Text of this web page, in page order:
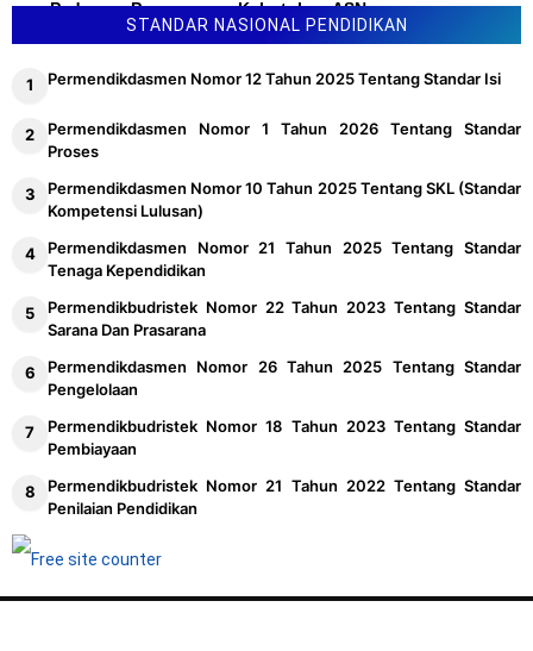
Pedoman Penyusunan Kebutuhan ASN
STANDAR NASIONAL PENDIDIKAN
Permendikdasmen Nomor 12 Tahun 2025 Tentang Standar Isi
Permendikdasmen Nomor 1 Tahun 2026 Tentang Standar
Proses
Permendikdasmen Nomor 10 Tahun 2025 Tentang SKL (Standar
Kompetensi Lulusan)
Permendikdasmen Nomor 21 Tahun 2025 Tentang Standar
Tenaga Kependidikan
Permendikbudristek Nomor 22 Tahun 2023 Tentang Standar
Sarana Dan Prasarana
Permendikdasmen Nomor 26 Tahun 2025 Tentang Standar
Pengelolaan
Permendikbudristek Nomor 18 Tahun 2023 Tentang Standar
Pembiayaan
Permendikbudristek Nomor 21 Tahun 2022 Tentang Standar
Penilaian Pendidikan